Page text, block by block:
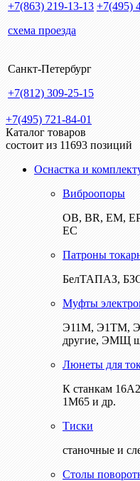
+7(863) 219-13-13
схема проезда
+7(495)
Санкт-Петербург
+7(812) 309-25-15
+7(495) 721-84-01
Каталог товаров
состоит из 11693 позиций
Оснастка и
Виброопоры
ОВ, BR, EM,
EC
Патроны
БелТАПАЗ,
Муфты
Э11М, Э1ТМ,
другие, ЭМЩ
Люнеты для
К станкам
1М65 и др.
Тиски
станочные и
Столы